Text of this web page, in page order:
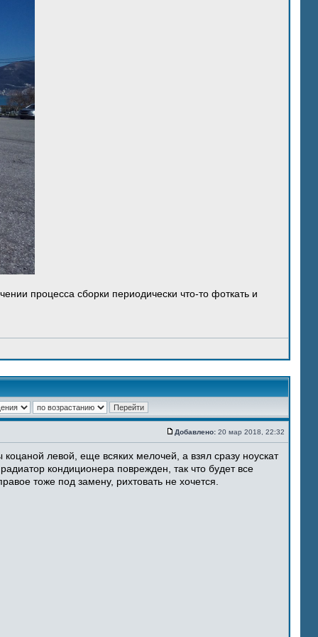
процесса сборки периодически что-то фоткать и
Добавлено: 20 мар 2018, 22:32
левой, еще всяких мелочей, а взял сразу ноускат
кондиционера поврежден, так что будет все
тоже под замену, рихтовать не хочется.